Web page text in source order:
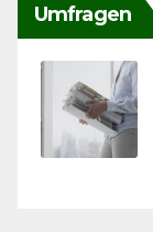
Umfragen